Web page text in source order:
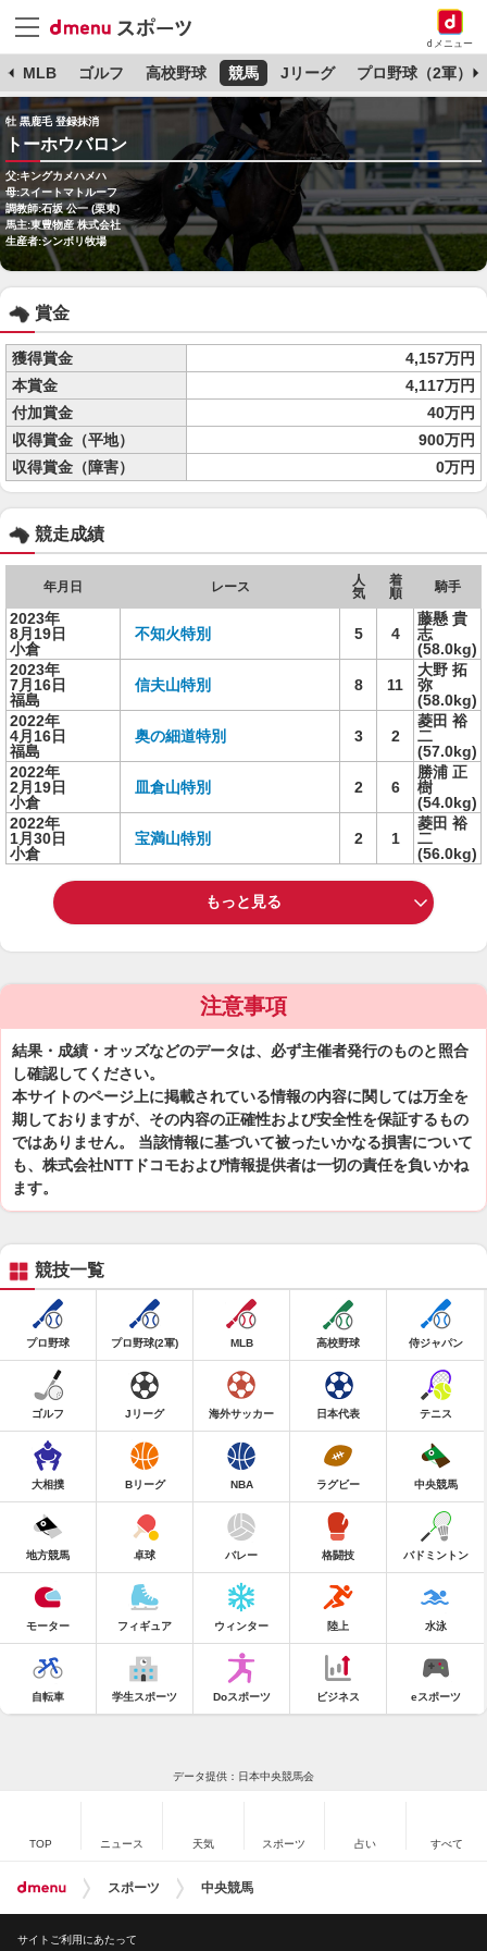
dメニュー
MLB ゴルフ 高校野球 競馬 Jリーグ プロ野球（2軍）
牡 黒鹿毛 登録抹消
トーホウバロン
父:キングカメハメハ
母:スイートマトルーフ
調教師:石坂 公一 (栗東)
馬主:東豊物産 株式会社
生産者:シンボリ牧場
賞金
獲得賞金
4,157万円
本賞金
4,117万円
付加賞金
40万円
収得賞金（平地）
900万円
収得賞金（障害）
0万円
競走成績
年月日 レース
人
気
着
順
騎手
2023年
8月19日
小倉
不知火特別 5 4
藤懸 貴
志
(58.0kg)
2023年
7月16日
福島
信夫山特別 8 11
大野 拓
弥
(58.0kg)
2022年
4月16日
福島
奥の細道特別 3 2
菱田 裕
二
(57.0kg)
2022年
2月19日
小倉
皿倉山特別 2 6
勝浦 正
樹
(54.0kg)
2022年
1月30日
小倉
宝満山特別 2 1
菱田 裕
二
(56.0kg)
もっと見る
注意事項
結果・成績・オッズなどのデータは、必ず主催者発行のものと照合
し確認してください。
本サイトのページ上に掲載されている情報の内容に関しては万全を
期しておりますが、その内容の正確性および安全性を保証するもの
ではありません。 当該情報に基づいて被ったいかなる損害について
も、株式会社NTTドコモおよび情報提供者は一切の責任を負いかね
ます。
競技一覧
プロ野球 プロ野球(2軍) MLB 高校野球 侍ジャパン
ゴルフ Jリーグ 海外サッカー 日本代表 テニス
大相撲 Bリーグ NBA ラグビー 中央競馬
地方競馬 卓球 バレー 格闘技 バドミントン
モーター フィギュア ウィンター 陸上 水泳
自転車 学生スポーツ Doスポーツ ビジネス eスポーツ
データ提供：日本中央競馬会
TOP ニュース 天気 スポーツ 占い すべて
スポーツ 中央競馬
サイトご利用にあたって